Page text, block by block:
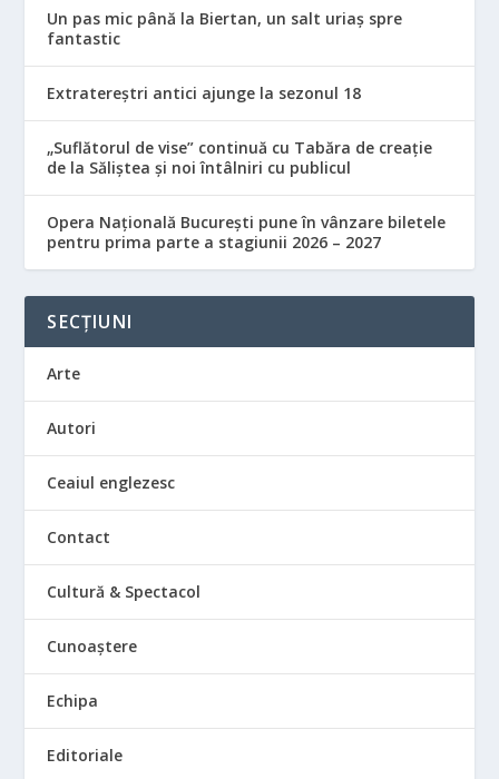
Un pas mic până la Biertan, un salt uriaș spre
fantastic
Extratereștri antici ajunge la sezonul 18
„Suflătorul de vise” continuă cu Tabăra de creație
de la Săliștea și noi întâlniri cu publicul
Opera Națională București pune în vânzare biletele
pentru prima parte a stagiunii 2026 – 2027
SECȚIUNI
Arte
Autori
Ceaiul englezesc
Contact
Cultură & Spectacol
Cunoaștere
Echipa
Editoriale